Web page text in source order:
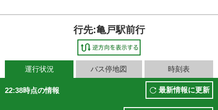
行先:亀戸駅前行
運行状況 バス停地図 時刻表
22:38時点の情報 最新情報に更新